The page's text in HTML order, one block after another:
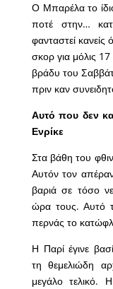
Ο Μπαρέλα το
ποτέ στην…
φανταστεί κανείς
σκορ για μόλις
βράδυ του
πριν καν
Αυτό που δεν
Ενρίκε
Στα βάθη του
Αυτόν τον
βαριά σε τόσο
ώρα τους. Αυτό
περνάς το
Η Παρί έγινε
τη θεμελιώδη
μεγάλο τελικό.